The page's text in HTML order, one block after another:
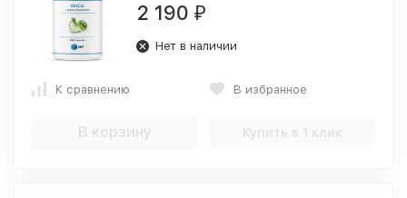
2 190 ₽
Нет в наличии
К сравнению В избранное
В корзину Купить в 1 клик